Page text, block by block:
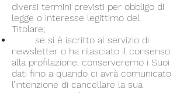
diversi termini previsti per obbligo di
legge o interesse legittimo del
Titolare;
se si è iscritto al servizio di
newsletter o ha rilasciato il consenso
alla profilazione, conserveremo i Suoi
dati fino a quando ci avrà comunicato
l’intenzione di cancellare la sua